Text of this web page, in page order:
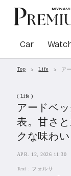
Car
Car
PR
住宅ロ
SBIネオ
Top Life ア
( Life )
アードベ
表。甘さ
クな味わい
APR. 12, 2026 11:30
Text : フォルサ